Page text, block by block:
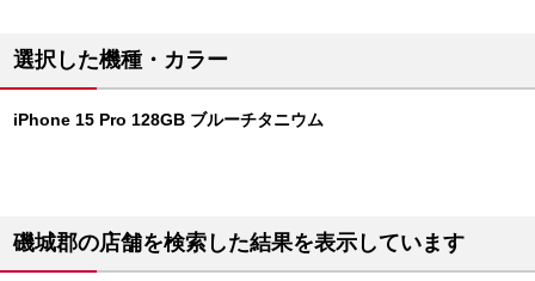
選択した機種・カラー
iPhone 15 Pro 128GB ブルーチタニウム
磯城郡の店舗を検索した結果を表示しています